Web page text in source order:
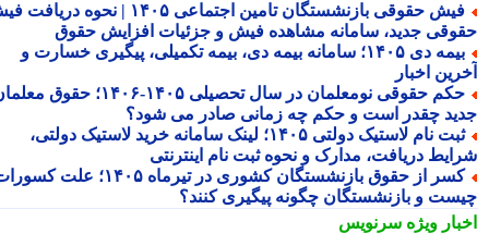
فیش حقوقی بازنشستگان تامین اجتماعی ۱۴۰۵ | نحوه دریافت فیش
جدید، سامانه مشاهده فیش و جزئیات افزایش حقوق
بیمه دی ۱۴۰۵؛ سامانه بیمه دی، بیمه تکمیلی، پیگیری خسارت و
اخبار
حکم حقوقی نومعلمان در سال تحصیلی ۱۴۰۵-۱۴۰۶؛ حقوق معلمان
چقدر است و حکم چه زمانی صادر می شود؟
ثبت نام لاستیک دولتی ۱۴۰۵؛ لینک سامانه خرید لاستیک دولتی،
دریافت، مدارک و نحوه ثبت نام اینترنتی
کسر از حقوق بازنشستگان کشوری در تیرماه ۱۴۰۵؛ علت کسورات
و بازنشستگان چگونه پیگیری کنند؟
ویژهسرنویس